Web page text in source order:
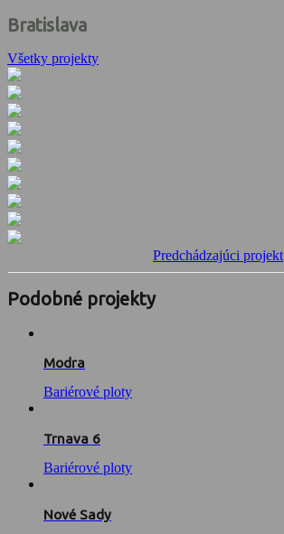
Bratislava
Všetky projekty
Predchádzajúci projekt
Podobné projekty
Modra
Bariérové ploty
Trnava 6
Bariérové ploty
Nové Sady